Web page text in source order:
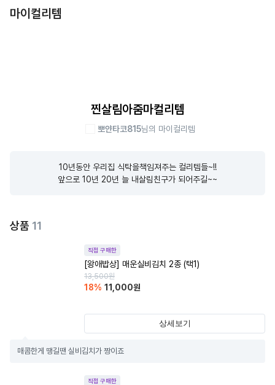
마이컬리템
찐살림아줌마컬리템
뽀얀타코815님의 마이컬리템
10년동안 우리집 식탁을책임져주는 컬리템들~!!
앞으로 10년 20년 늘 내살림친구가 되어주길~~
상품 11
직접 구매한
[왕애밥상] 매운실비김치 2종 (택1)
13,500원
18% 11,000원
상세보기
매콤한게 땡길땐 실비김치가 짱이죠
직접 구매한